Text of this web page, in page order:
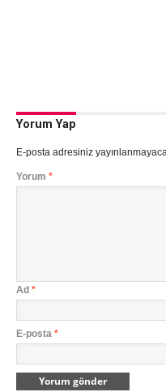
Yorum Yap
E-posta adresiniz
Yorum *
Ad *
E-posta *